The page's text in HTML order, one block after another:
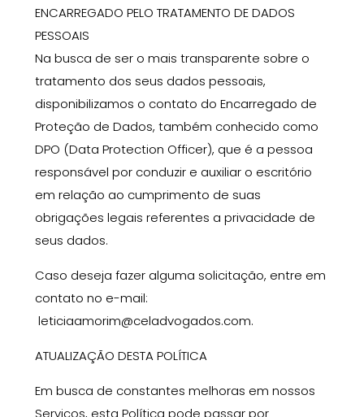
ENCARREGADO PELO TRATAMENTO DE DADOS
PESSOAIS
Na busca de ser o mais transparente sobre o
tratamento dos seus dados pessoais,
disponibilizamos o contato do Encarregado de
Proteção de Dados, também conhecido como
DPO (Data Protection Officer), que é a pessoa
responsável por conduzir e auxiliar o escritório
em relação ao cumprimento de suas
obrigações legais referentes a privacidade de
seus dados.
Caso deseja fazer alguma solicitação, entre em
contato no e-mail:
leticiaamorim@celadvogados.com.
ATUALIZAÇÃO DESTA POLÍTICA
Em busca de constantes melhoras em nossos
Serviços, esta Política pode passar por